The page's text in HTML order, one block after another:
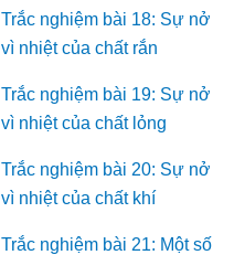
Trắc nghiệm bài 18: Sự nở
vì nhiệt của chất rắn
Trắc nghiệm bài 19: Sự nở
vì nhiệt của chất lỏng
Trắc nghiệm bài 20: Sự nở
vì nhiệt của chất khí
Trắc nghiệm bài 21: Một số